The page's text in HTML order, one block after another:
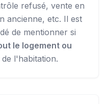
refusé, vente en
ancienne, etc. Il est
de mentionner si
le logement ou
de l'habitation.